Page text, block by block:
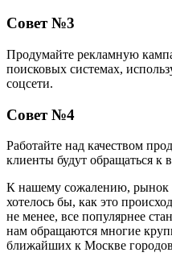
Совет №3
Продумайте рекламную
поисковых системах,
соцсети.
Совет №4
Работайте над качеством
клиенты будут обращаться к
К нашему сожалению, рынок
хотелось бы, как это
не менее, все популярнее
нам обращаются многие
ближайших к Москве